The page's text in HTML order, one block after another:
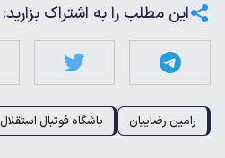
این مطلب را به اشتراک بزارید:
رامین رضاییان باشگاه فوتبال استقلال